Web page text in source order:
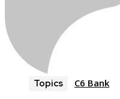
Topics C6 Bank